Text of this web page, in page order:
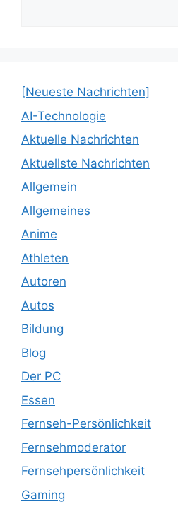
[Neueste Nachrichten]
AI-Technologie
Aktuelle Nachrichten
Aktuellste Nachrichten
Allgemein
Allgemeines
Anime
Athleten
Autoren
Autos
Bildung
Blog
Der PC
Essen
Fernseh-Persönlichkeit
Fernsehmoderator
Fernsehpersönlichkeit
Gaming